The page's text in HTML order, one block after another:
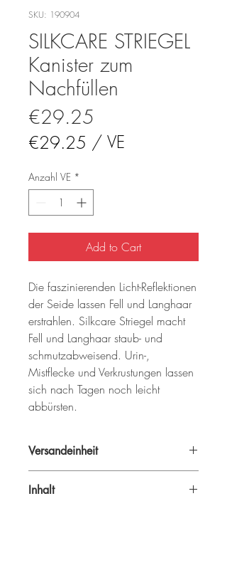
SKU: 190904
SILKCARE STRIEGEL
Kanister zum
Nachfüllen
€29.25
€29.25 /
per
Cubic
Add to Cart
Die faszinierenden Licht-Reflektionen
der Seide lassen Fell und Langhaar
erstrahlen. Silkcare Striegel macht
Fell und Langhaar staub- und
schmutzabweisend. Urin-,
Mistflecke und Verkrustungen lassen
sich nach Tagen noch leicht
abbürsten.
Versandeinheit
Inhalt